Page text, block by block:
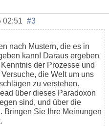
02:51 #3
nach Mustern, die es in
kann! Daraus ergeben
der Prozesse und
die Welt um uns
zu verstehen.
über dieses Paradoxon
sind, und über die
Bringen Sie Ihre Meinungen